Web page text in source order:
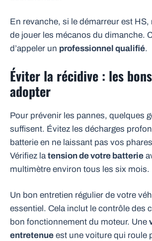
En revanche, si le démarreur est HS,
de jouer les mécanos du dimanche.
d’appeler un professionnel qualifié.
Éviter la récidive : les
adopter
Pour prévenir les pannes, quelques
suffisent. Évitez les décharges
batterie en ne laissant pas vos
Vérifiez la tension de votre batterie
multimètre environ tous les six mois.
Un bon entretien régulier de votre
essentiel. Cela inclut le contrôle des
bon fonctionnement du moteur. Une
entretenue est une voiture qui roule